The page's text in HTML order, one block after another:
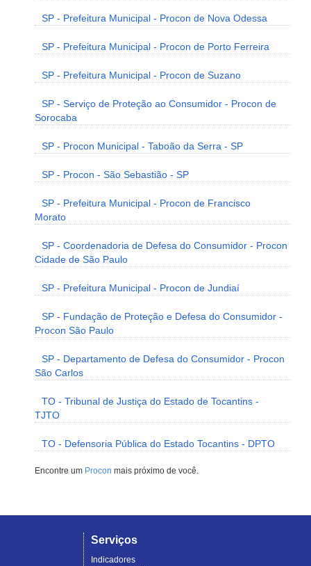
SP - Prefeitura Municipal - Procon de Nova Odessa
SP - Prefeitura Municipal - Procon de Porto Ferreira
SP - Prefeitura Municipal - Procon de Suzano
SP - Serviço de Proteção ao Consumidor - Procon de
Sorocaba
SP - Procon Municipal - Taboão da Serra - SP
SP - Procon - São Sebastião - SP
SP - Prefeitura Municipal - Procon de Francisco
Morato
SP - Coordenadoria de Defesa do Consumidor - Procon
Cidade de São Paulo
SP - Prefeitura Municipal - Procon de Jundiaí
SP - Fundação de Proteção e Defesa do Consumidor -
Procon São Paulo
SP - Departamento de Defesa do Consumidor - Procon
São Carlos
TO - Tribunal de Justiça do Estado de Tocantins -
TJTO
TO - Defensoria Pública do Estado Tocantins - DPTO
Encontre um Procon mais próximo de você.
Serviços
Indicadores